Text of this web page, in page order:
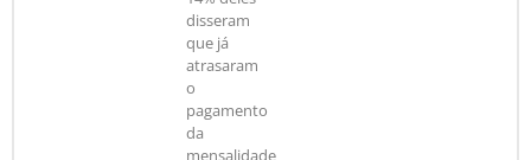
disseram
que já
atrasaram
o
pagamento
da
mensalidade